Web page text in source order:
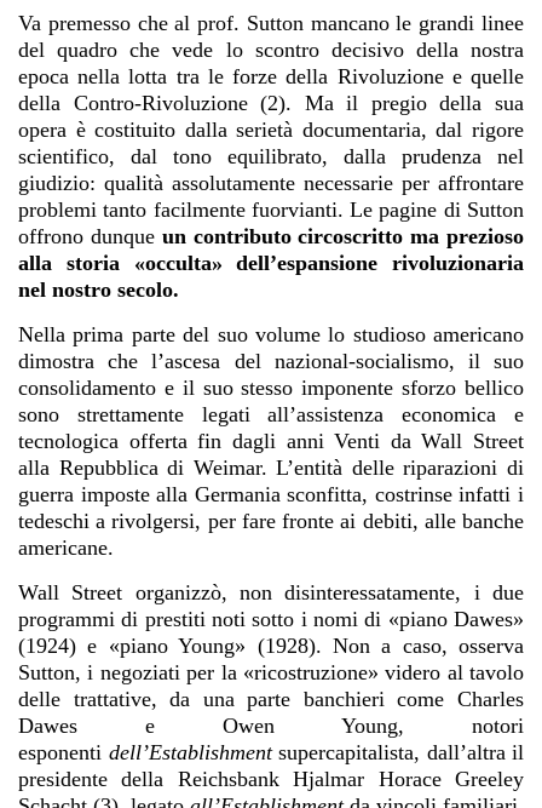
Va premesso che al prof. Sutton mancano le grandi linee
del quadro che vede lo scontro decisivo della nostra
epoca nella lotta tra le forze della Rivoluzione e quelle
della Contro-Rivoluzione (2). Ma il pregio della sua
opera è costituito dalla serietà documentaria, dal rigore
scientifico, dal tono equilibrato, dalla prudenza nel
giudizio: qualità assolutamente necessarie per affrontare
problemi tanto facilmente fuorvianti. Le pagine di Sutton
offrono dunqueun contributo circoscritto ma prezioso
alla storia «occulta» dell’espansione rivoluzionaria
nel nostro secolo.
Nella prima parte del suo volume lo studioso americano
dimostra che l’ascesa del nazional-socialismo, il suo
consolidamento e il suo stesso imponente sforzo bellico
sono strettamente legati all’assistenza economica e
tecnologica offerta fin dagli anni Venti da Wall Street
alla Repubblica di Weimar. L’entità delle riparazioni di
guerra imposte alla Germania sconfitta, costrinse infatti i
tedeschi a rivolgersi, per fare fronte ai debiti, alle banche
americane.
Wall Street organizzò, non disinteressatamente, i due
programmi di prestiti noti sotto i nomi di «piano Dawes»
(1924) e «piano Young» (1928). Non a caso, osserva
Sutton, i negoziati per la «ricostruzione» videro al tavolo
delle trattative, da una parte banchieri come Charles
Dawes e Owen Young, notori
esponenti dell’Establishment supercapitalista, dall’altra il
presidente della Reichsbank Hjalmar Horace Greeley